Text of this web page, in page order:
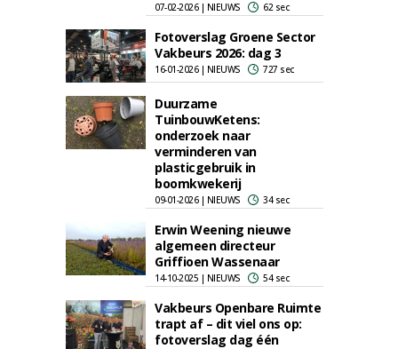
07-02-2026 | NIEUWS 62 sec
Fotoverslag Groene Sector
Vakbeurs 2026: dag 3
16-01-2026 | NIEUWS 727 sec
Duurzame
TuinbouwKetens:
onderzoek naar
verminderen van
plasticgebruik in
boomkwekerij
09-01-2026 | NIEUWS 34 sec
Erwin Weening nieuwe
algemeen directeur
Griffioen Wassenaar
14-10-2025 | NIEUWS 54 sec
Vakbeurs Openbare Ruimte
trapt af – dit viel ons op:
fotoverslag dag één